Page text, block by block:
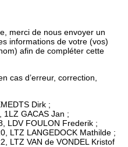
merci de nous envoyer un
informations de votre (vos)
afin de compléter cette
cas d’erreur, correction,
Dirk ;
GACAS Jan ;
LDV FOULON Frederik ;
LTZ LANGEDOCK Mathilde ;
LTZ VAN de VONDEL Kristof